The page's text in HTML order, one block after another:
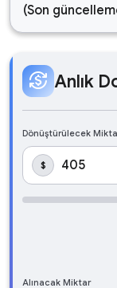
(Son
currency_exchange Anlık
Dönüştürülecek
$
Alınacak Miktar